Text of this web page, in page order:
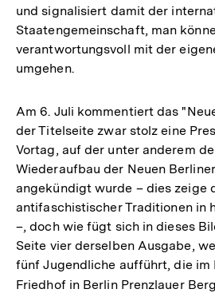
und signalisiert damit der
Staatengemeinschaft, man
verantwortungsvoll mit der
umgehen.
Am 6. Juli kommentiert das
der Titelseite zwar stolz eine
Vortag, auf der unter anderem
Wiederaufbau der Neuen
angekündigt wurde – dies zeige
antifaschistischer Traditionen in
–, doch wie fügt sich in dieses
Seite vier derselben Ausgabe,
fünf Jugendliche aufführt, die im
Friedhof in Berlin Prenzlauer